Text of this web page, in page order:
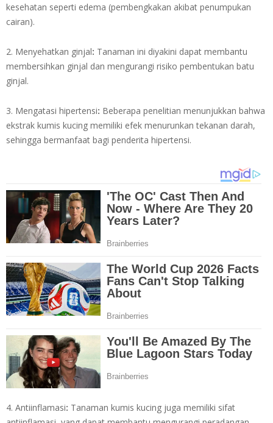
kesehatan seperti edema (pembengkakan akibat penumpukan
cairan).
2. Menyehatkan ginjal: Tanaman ini diyakini dapat membantu
membersihkan ginjal dan mengurangi risiko pembentukan batu
ginjal.
3. Mengatasi hipertensi: Beberapa penelitian menunjukkan bahwa
ekstrak kumis kucing memiliki efek menurunkan tekanan darah,
sehingga bermanfaat bagi penderita hipertensi.
4. Antiinflamasi: Tanaman kumis kucing juga memiliki sifat